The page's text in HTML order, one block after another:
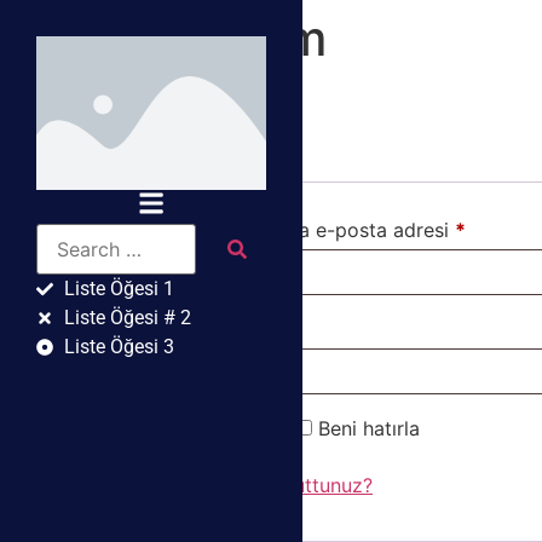
Liste Öğesi 1
Liste Öğesi # 2
Liste Öğesi 3
Hesabım
Giriş Yap
Kullanıcı adı veya e-posta adresi *
Parola
Beni hatırla
Parolanızı mı unuttunuz?